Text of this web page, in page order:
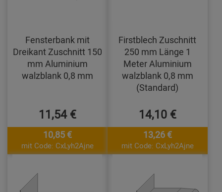
Fensterbank mit
Dreikant Zuschnitt 150
mm Aluminium
walzblank 0,8 mm
11,54 €
10,85 €
mit Code: CxLyh2Ajne
Firstblech Zuschnitt
250 mm Länge 1
Meter Aluminium
walzblank 0,8 mm
(Standard)
14,10 €
13,26 €
mit Code: CxLyh2Ajne